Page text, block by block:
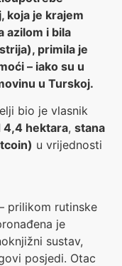
koja je krajem
azilom i bila
primila je
– iako su u
u Turskoj.
bio je vlasnik
4,4 hektara, stana
u vrijednosti
prilikom rutinske
je
sustav,
posjedi. Otac